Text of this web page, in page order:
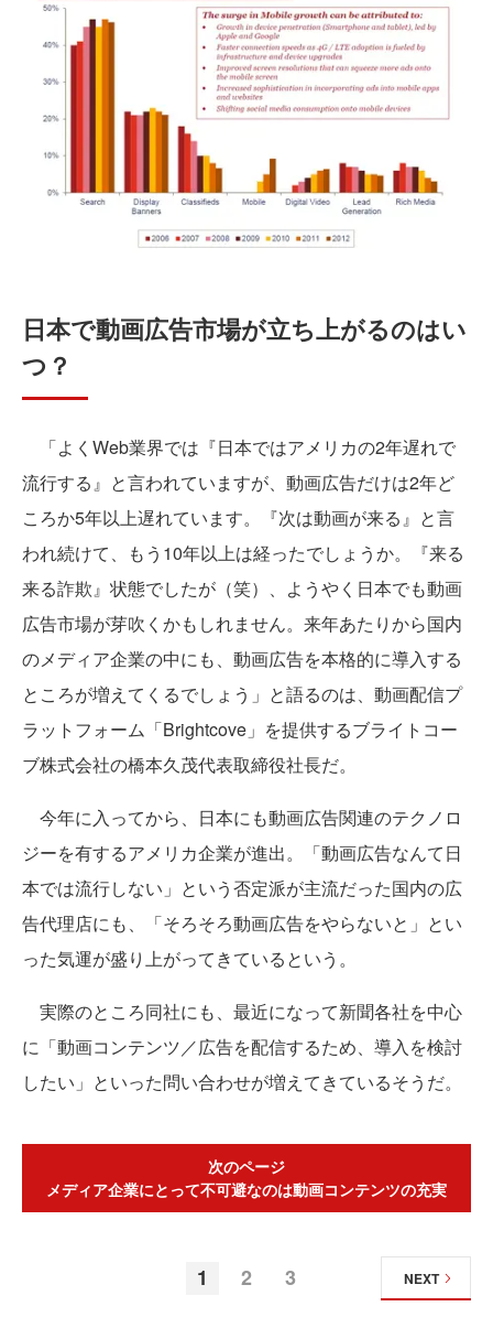
日本で動画広告市場が立ち上がるのはい
つ？
「よくWeb業界では『日本ではアメリカの2年遅れで
流行する』と言われていますが、動画広告だけは2年ど
ころか5年以上遅れています。『次は動画が来る』と言
われ続けて、もう10年以上は経ったでしょうか。『来る
来る詐欺』状態でしたが（笑）、ようやく日本でも動画
広告市場が芽吹くかもしれません。来年あたりから国内
のメディア企業の中にも、動画広告を本格的に導入する
ところが増えてくるでしょう」と語るのは、動画配信プ
ラットフォーム「Brightcove」を提供するブライトコー
ブ株式会社の橋本久茂代表取締役社長だ。
今年に入ってから、日本にも動画広告関連のテクノロ
ジーを有するアメリカ企業が進出。「動画広告なんて日
本では流行しない」という否定派が主流だった国内の広
告代理店にも、「そろそろ動画広告をやらないと」とい
った気運が盛り上がってきているという。
実際のところ同社にも、最近になって新聞各社を中心
に「動画コンテンツ／広告を配信するため、導入を検討
したい」といった問い合わせが増えてきているそうだ。
次のページ
メディア企業にとって不可避なのは動画コンテンツの充実
1 2 3 NEXT